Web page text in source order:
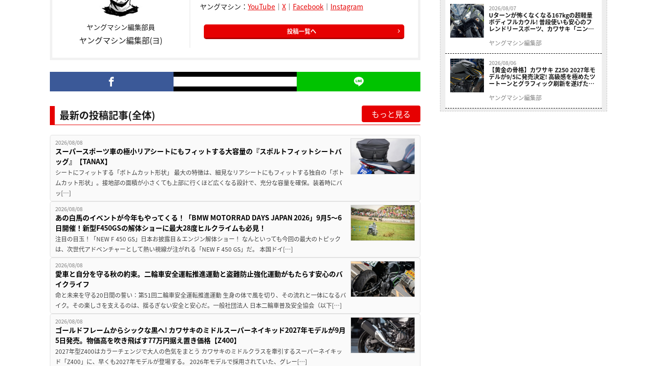
ヤングマシン編集部員
ヤングマシン編集部(ヨ)
ヤングマシン： YouTube｜ X｜ Facebook ｜ Instagram
投稿一覧へ
最新の投稿記事(全体) もっと見る
2026/08/08
スーパースポーツ車の極小リアシートにもフィットする大容量の『スポルトフィットシートバ
ッグ』【TANAX】
シートにフィットする「ボトムカット形状」 最大の特徴は、細見なリアシートにもフィットする独自の「ボト
ムカット形状」。接地部の面積が小さくても上部に行くほど広くなる設計で、充分な容量を確保。装着時にバ
ッ[…]
2026/08/08
あの白馬のイベントが今年もやってくる！「BMW MOTORRAD DAYS JAPAN 2026」9月5〜6
日開催！新型F450GSの解体ショーに最大28度ヒルクライムも必見！
注目の目玉！「NEW F 450 GS」日本お披露目＆エンジン解体ショー！ なんといっても今回の最大のトピック
は、次世代アドベンチャーとして熱い視線が注がれる「NEW F 450 GS」だ。 本国ドイ[…]
2026/08/08
愛車と自分を守る秋の約束。二輪車安全運転推進運動と盗難防止強化運動がもたらす安心のバ
イクライフ
命と未来を守る20日間の誓い：第51回二輪車安全運転推進運動 生身の体で風を切り、その流れと一体になるバ
イク。その楽しさを支えるのは、揺るぎない安全と安心だ。一般社団法人 日本二輪車普及安全協会（以下[…]
2026/08/08
ゴールドフレームからシックな黒へ! カワサキのミドルスーパーネイキッド2027年モデルが9月
5日発売。物価高を吹き飛ばす77万円据え置き価格【Z400】
2027年型Z400はカラーチェンジで大人の色気をまとう カワサキのミドルクラスを牽引するスーパーネイキッ
ド「Z400」に、早くも2027年モデルが登場する。 2026年モデルで採用されていた、グレー[…]
2026/08/07
Uターンが怖くなくなる167kgの超軽量
ボディフルカウル! 普段使いも安心のフ
レンドリースポーツ、カワサキ「ニンジ
9/5発売
ヤングマシン編集部
2026/08/06
【黄金の骨格】カワサキ Z250 2027年モ
デルが9/5に発売決定! 高級感を極めたツ
ートーンとグラフィック刷新を遂げた本
ヤングマシン編集部